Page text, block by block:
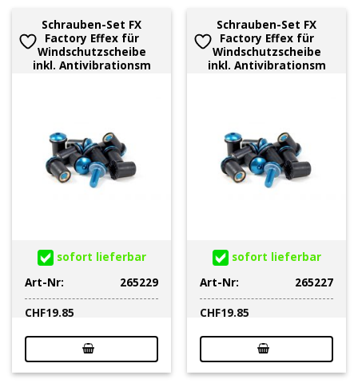
Schrauben-Set FX
Factory Effex für
Windschutzscheibe
inkl. Antivibrationsm
sofort lieferbar
Art-Nr:
265229
CHF19.85
Schrauben-Set FX
Factory Effex für
Windschutzscheibe
inkl. Antivibrationsm
sofort lieferbar
Art-Nr:
265227
CHF19.85